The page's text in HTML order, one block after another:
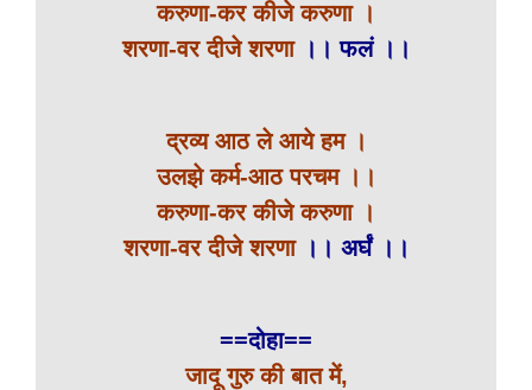
करुणा-कर कीजे करुणा ।
शरणा-वर दीजे शरणा ।। फलं ।।
द्रव्य आठ ले आये हम ।
उलझे कर्म-आठ परचम ।।
करुणा-कर कीजे करुणा ।
शरणा-वर दीजे शरणा ।। अर्घं ।।
==दोहा==
जादू गुरु की बात में,